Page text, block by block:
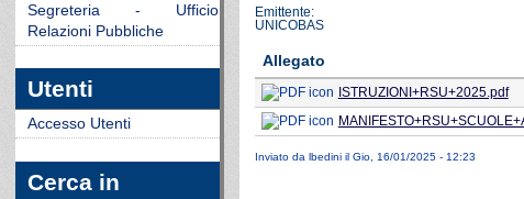
Segreteria - Ufficio
Relazioni Pubbliche
Utenti
Accesso Utenti
Cerca in
Emittente:
UNICOBAS
Allegato
ISTRUZIONI+RSU+2025.pdf
Inviato da lbediniil Gio, 16/01/2025 - 12:23